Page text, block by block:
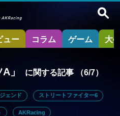
ュー コラム ゲーム 大
」 に関する記事 （6/7）
ェンド ストリートファイター6
AKRacing